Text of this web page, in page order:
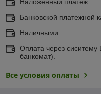
Банковской платежной
Наличными
Оплата через сиситему
банкомат).
Все условия оплаты